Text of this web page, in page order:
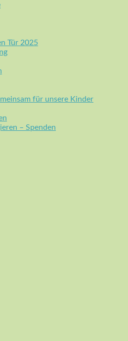
Tür 2025
für unsere Kinder
– Spenden